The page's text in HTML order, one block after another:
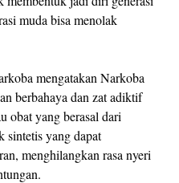
muda bisa menolak
mengatakan Narkoba
berbahaya dan zat adiktif
obat yang berasal dari
sintetis yang dapat
menghilangkan rasa nyeri